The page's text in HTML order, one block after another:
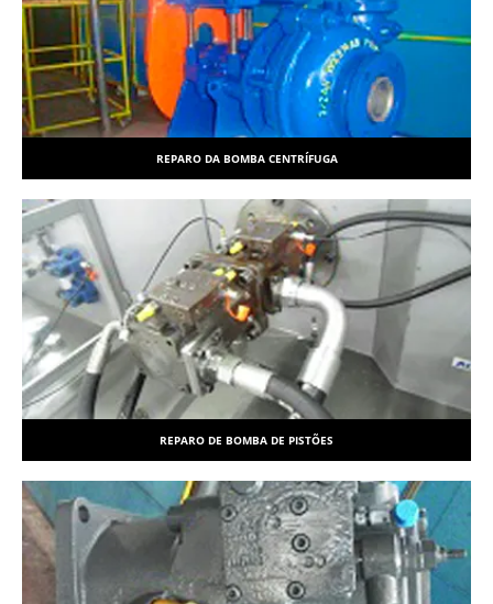
REPARO DA BOMBA CENTRÍFUGA
REPARO DE BOMBA DE PISTÕES